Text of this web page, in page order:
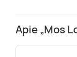
Apie „Mos